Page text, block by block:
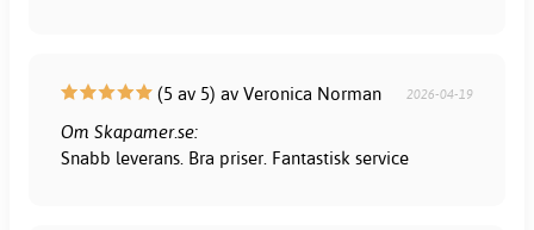
(5 av 5) av Veronica Norman 2026-04-19
Om Skapamer.se:
Snabb leverans. Bra priser. Fantastisk service